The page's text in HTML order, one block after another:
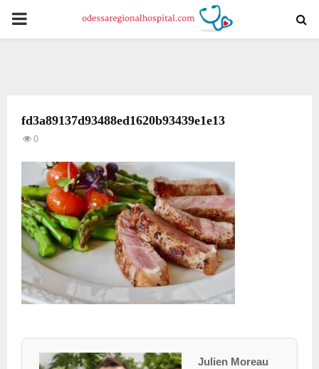
PRIMARY
fd3a89137d93488ed1620b93439e1e13
0
Julien Moreau